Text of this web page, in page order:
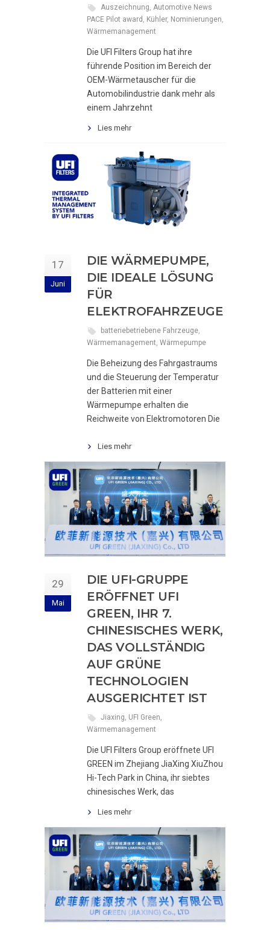
Auszeichnung Automotive News
PACE Pilot award
Kühler, Nominierungen
Wärmemanagement
Die UFI Filters Group hat ihre
führende Position im Bereich der
OEM-Wärmetauscher für die
Automobilindustrie dank mehr als
einem Jahrzehnt
Lies mehr
17
Juni
DIE WÄRMEPUMPE,
DIE IDEALE LÖSUNG
FÜR
ELEKTROFAHRZEUGE
batteriebetriebene Fahrzeuge,
Wärmemanagement, Wärmepumpe
Die Beheizung des Fahrgastraums
und die Steuerung der Temperatur
der Batterien mit einer
Wärmepumpe erhalten die
Reichweite von Elektromotoren Die
Lies mehr
29
Mai
DIE UFI-GRUPPE
ERÖFFNET UFI
GREEN, IHR 7.
CHINESISCHES WERK,
DAS VOLLSTÄNDIG
AUF GRÜNE
TECHNOLOGIEN
AUSGERICHTET IST
Jiaxing, UFI Green,
Wärmemanagement
Die UFI Filters Group eröffnete UFI
GREEN im Zhejiang JiaXing XiuZhou
Hi-Tech Park in China, ihr siebtes
chinesisches Werk, das
Lies mehr